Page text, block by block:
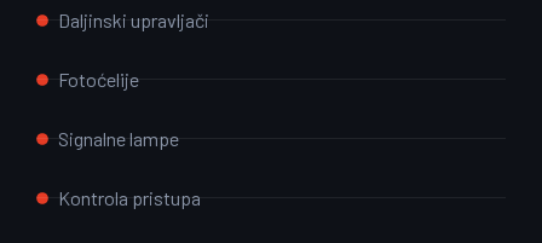
Daljinski upravljači
Fotoćelije
Signalne lampe
Kontrola pristupa